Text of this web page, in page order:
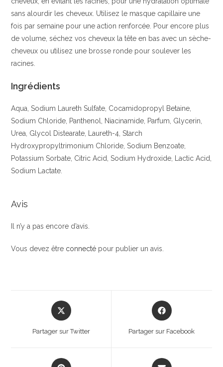
sans alourdir les cheveux. Utilisez le masque capillaire une
fois par semaine pour une action renforcée. Pour encore plus
de volume, séchez vos cheveux la tête en bas avec un sèche-
cheveux ou utilisez une brosse ronde pour soulever les
racines.
Ingrédients
Aqua, Sodium Laureth Sulfate, Cocamidopropyl Betaine,
Sodium Chloride, Panthenol, Niacinamide, Parfum, Glycerin,
Urea, Glycol Distearate, Laureth-4, Starch
Hydroxypropyltrimonium Chloride, Sodium Benzoate,
Potassium Sorbate, Citric Acid, Sodium Hydroxide, Lactic Acid,
Sodium Lactate.
Avis
Il n’y a pas encore d’avis.
Vous devez être connecté pour publier un avis.
Opens
in
new
Partager sur Twitter
Opens
in
Partager sur Facebook
Opens
Opens